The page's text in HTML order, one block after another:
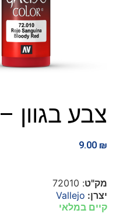
צבע בגוון – bloody red
9.00 ₪
מק"ט: 72010
יצרן: Vallejo
קיים במלאי